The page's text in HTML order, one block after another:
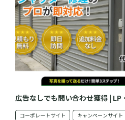
広告なしでも問い合わせ獲得 | LP
コーポレートサイト キャンペーンサイト